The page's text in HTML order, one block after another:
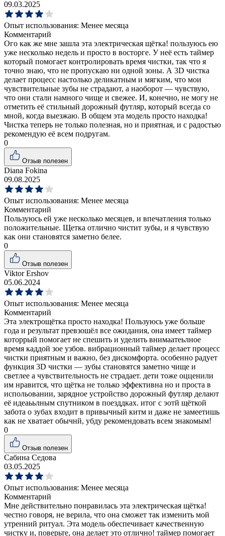
09.03.2025
Опыт использования: Менее месяца
Комментарий
Ого как же мне зашла эта электрическая щётка! пользуюсь ею
уже несколько недель и просто в восторге. У неё есть таймер
который помогает контролировать время чистки, так что я
точно знаю, что не пропускаю ни одной зоны. А 3D чистка
делает процесс настолько деликатным и мягким, что мои
чувствительные зубы не страдают, а наоборот — чувствую,
что они стали намного чище и свежее. И, конечно, не могу не
отметить её стильный дорожный футляр, который всегда со
мной, когда выезжаю. В общем эта модель просто находка!
Чистка теперь не только полезная, но и приятная, и с радостью
рекомендую её всем подругам.
0
Отзыв полезен
Diana Fokina
09.08.2025
Опыт использования: Менее месяца
Комментарий
Пользуюсь ей уже несколько месяцев, и впечатления только
положительные. Щетка отлично чистит зубы, и я чувствую
как они становятся заметно белее.
0
Отзыв полезен
Viktor Ershov
05.06.2024
Опыт использования: Менее месяца
Комментарий
Эта электрощётка просто находка! Пользуюсь уже больше
года и результат превзошёл все ожидания, она имеет таймер
которрый помогает не спешить и уделить внимаатеьлное
время каддой зое узбов. вибрационный таймер делает процесс
чистки приятным и важно, без дискомфорта. особенно радует
функция 3D чистки — зубы становятся заметно чище и
светлее а чувствительность не страдает. дети тоже оцценили
им нравится, что щётка не только эффективна но и проста в
испольовании, зарядное устройство дорожный футляр делают
её идеаььлным спутником в поезддках. итог с эотй щёткой
забота о зубах входит в привычный китм и даже не замеетишь
как не хватает обычнй, убду рекомендовать всем знакомым!
0
Отзыв полезен
Сабина Седова
03.05.2025
Опыт использования: Менее месяца
Комментарий
Мне действительно понравилась эта электрическая щётка!
честно говоря, не верила, что она сможет так изменить мой
утренний ритуал. Эта модель обеспечивает качественную
чистку и, поверьте, она делает это отлично! таймер помогает